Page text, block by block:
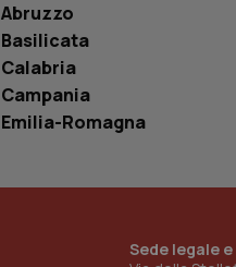
Abruzzo
Basilicata
Calabria
Campania
Emilia-Romagna
Sede legale
_ga_KM60CM4NPH